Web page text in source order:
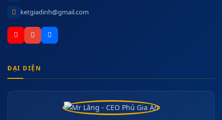
ketgiadinh@gmail.com
ĐẠI DIỆN